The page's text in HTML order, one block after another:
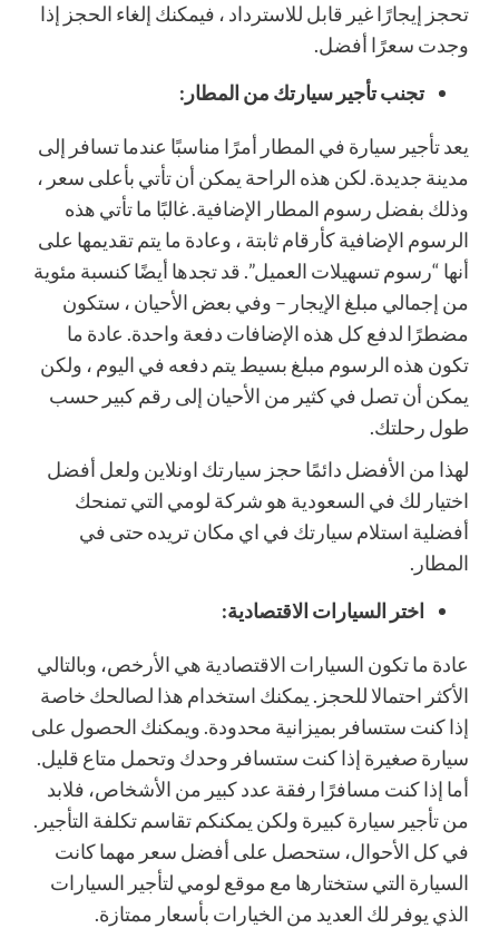
تحجز إيجارًا غير قابل للاسترداد ، فيمكنك إلغاء الحجز إذا
وجدت سعرًا أفضل.
تجنب تأجير سيارتك من المطار:
يعد تأجير سيارة في المطار أمرًا مناسبًا عندما تسافر إلى
مدينة جديدة. لكن هذه الراحة يمكن أن تأتي بأعلى سعر ،
وذلك بفضل رسوم المطار الإضافية. غالبًا ما تأتي هذه
الرسوم الإضافية كأرقام ثابتة ، وعادة ما يتم تقديمها على
أنها “رسوم تسهيلات العميل”. قد تجدها أيضًا كنسبة مئوية
من إجمالي مبلغ الإيجار – وفي بعض الأحيان ، ستكون
مضطرًا لدفع كل هذه الإضافات دفعة واحدة. عادة ما
تكون هذه الرسوم مبلغ بسيط يتم دفعه في اليوم ، ولكن
يمكن أن تصل في كثير من الأحيان إلى رقم كبير حسب
طول رحلتك.
لهذا من الأفضل دائمًا حجز سيارتك اونلاين ولعل أفضل
اختيار لك في السعودية هو شركة لومي التي تمنحك
أفضلية استلام سيارتك في اي مكان تريده حتى في
المطار.
اختر السيارات الاقتصادية:
عادة ما تكون السيارات الاقتصادية هي الأرخص، وبالتالي
الأكثر احتمالا للحجز. يمكنك استخدام هذا لصالحك خاصة
إذا كنت ستسافر بميزانية محدودة. ويمكنك الحصول على
سيارة صغيرة إذا كنت ستسافر وحدك وتحمل متاع قليل.
أما إذا كنت مسافرًا رفقة عدد كبير من الأشخاص، فلابد
من تأجير سيارة كبيرة ولكن يمكنكم تقاسم تكلفة التأجير.
في كل الأحوال، ستحصل على أفضل سعر مهما كانت
السيارة التي ستختارها مع موقع لومي لتأجير السيارات
الذي يوفر لك العديد من الخيارات بأسعار ممتازة.